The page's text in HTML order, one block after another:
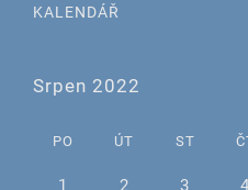
KALENDÁŘ
Srpen 2022
PO ÚT ST
1 2 3 4